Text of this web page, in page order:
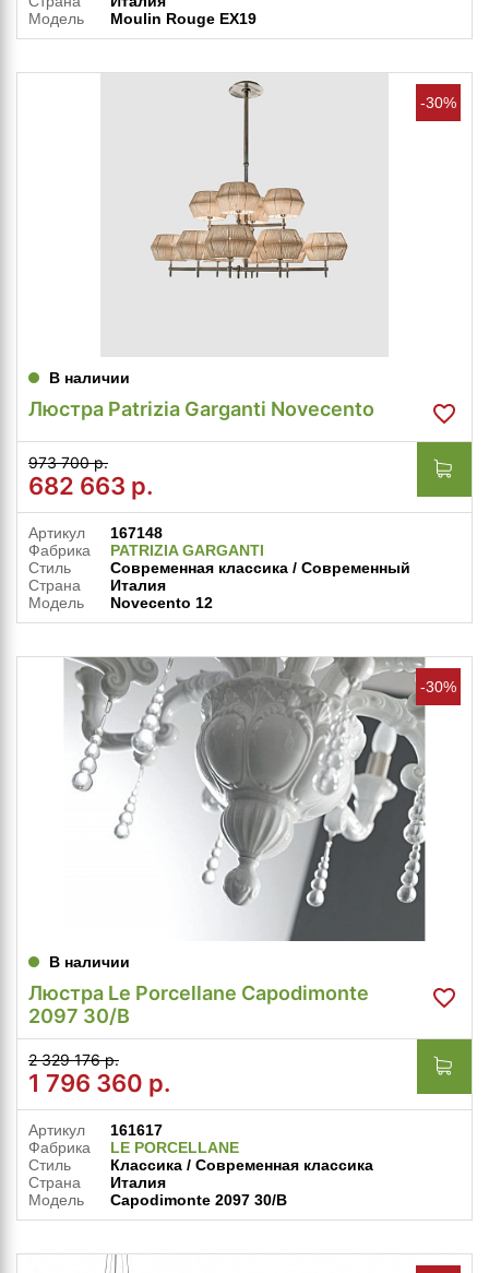
Модель
Moulin Rouge EX19
-30%
В наличии
Люстра Patrizia Garganti Novecento
973 700 р.
682 663 р.
Артикул
167148
Фабрика
PATRIZIA GARGANTI
Стиль
Современная классика / Современный
Страна
Италия
Модель
Novecento 12
-30%
В наличии
Люстра Le Porcellane Capodimonte
2097 30/B
2 329 176 р.
1 796 360 р.
Артикул
161617
Фабрика
LE PORCELLANE
Стиль
Классика / Современная классика
Страна
Италия
Модель
Capodimonte 2097 30/B